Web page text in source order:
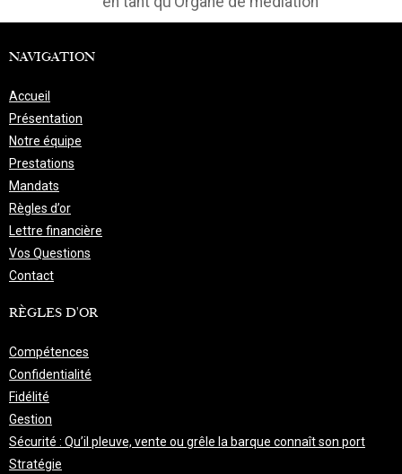
NAVIGATION
Accueil
Présentation
Notre équipe
Prestations
Mandats
Règles d’or
Lettre financière
Vos Questions
Contact
RÈGLES D'OR
Compétences
Confidentialité
Fidélité
Gestion
Sécurité : Qu’il pleuve, vente ou grêle la barque connaît son port
Stratégie